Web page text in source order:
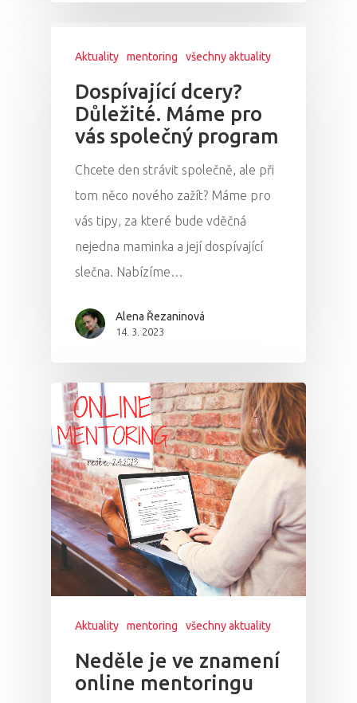
Aktuality mentoring všechny aktuality
Dospívající dcery?
Důležité. Máme pro
vás společný program
Chcete den strávit společně, ale při
tom něco nového zažít? Máme pro
vás tipy, za které bude vděčná
nejedna maminka a její dospívající
slečna. Nabízíme…
Alena Řezaninová
14. 3. 2023
Aktuality mentoring všechny aktuality
Neděle je ve znamení
online mentoringu